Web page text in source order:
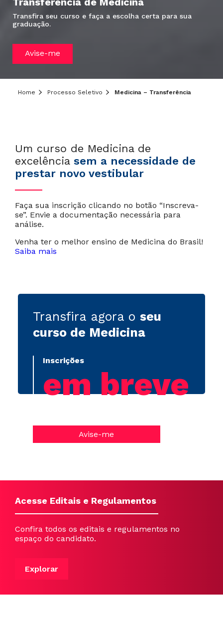
Transfira seu curso e faça a escolha certa para sua
graduação.
Avise-me
Home Processo Seletivo Medicina – Transferência
Um curso de Medicina de
excelência sem a necessidade de
prestar novo vestibular
Faça sua inscrição clicando no botão “Inscreva-
se”. Envie a documentação necessária para
análise.
Venha ter o melhor ensino de Medicina do Brasil!
Saiba mais
Transfira agora o seu
curso de Medicina
Inscrições
em breve
Avise-me
Acesse Editais e Regulamentos
Confira todos os editais e regulamentos no
espaço do candidato.
Explorar